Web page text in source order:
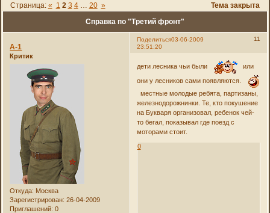
Справка по "Третий фронт"
Страница: « 1 2 3 4 … 20 » Тема закрыта
Поделиться 11
03-06-2009
23:51:20
А-1
Критик
Откуда: Москва
Зарегистрирован: 26-04-2009
Приглашений: 0
дети лесника чьи были
или
они у лесников сами появляются.
местные молодые ребята, партизаны,
железнодорожнинки. Те, кто покушение
на Букваря организовал, ребенок чей-
то бегал, показывал где поезд с
моторами стоит.
0